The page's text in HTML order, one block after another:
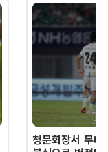
청문회장서 무너